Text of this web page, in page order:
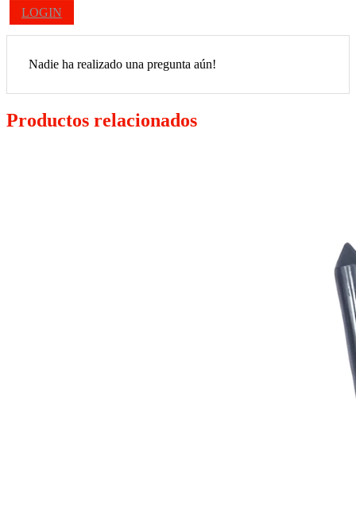
LOGIN
Nadie ha realizado una pregunta aún!
Productos relacionados